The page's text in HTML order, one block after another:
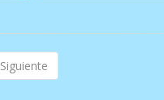
Siguiente